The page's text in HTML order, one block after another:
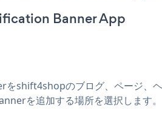
Banner App
shift4shopのブログ、ページ、
を追加する場所を選択します。